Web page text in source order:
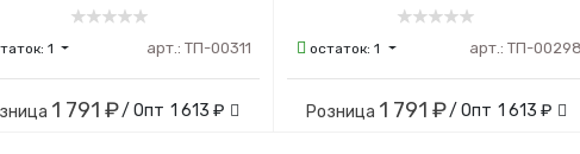
1 арт.: ТП-00311
1 791 ₽/ Опт 1 613 ₽
остаток:1 арт.: ТП-00298
Розница 1 791 ₽/ Опт 1 613 ₽